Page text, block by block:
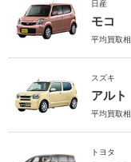
日産
モコ
平均買取相
スズキ
アルト
平均買取相
トヨタ